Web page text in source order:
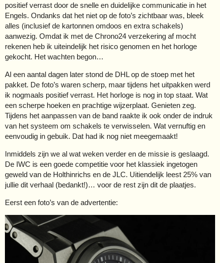
positief verrast door de snelle en duidelijke communicatie in het
Engels. Ondanks dat het niet op de foto’s zichtbaar was, bleek
alles (inclusief de kartonnen omdoos en extra schakels)
aanwezig. Omdat ik met de Chrono24 verzekering af mocht
rekenen heb ik uiteindelijk het risico genomen en het horloge
gekocht. Het wachten begon…
Al een aantal dagen later stond de DHL op de stoep met het
pakket. De foto’s waren scherp, maar tijdens het uitpakken werd
ik nogmaals positief verrast. Het horloge is nog in top staat. Wat
een scherpe hoeken en prachtige wijzerplaat. Genieten zeg.
Tijdens het aanpassen van de band raakte ik ook onder de indruk
van het systeem om schakels te verwisselen. Wat vernuftig en
eenvoudig in gebuik. Dat had ik nog niet meegemaakt!
Inmiddels zijn we al wat weken verder en de missie is geslaagd.
De IWC is een goede competitie voor het klassiek ingetogen
geweld van de Holthinrichs en de JLC. Uitiendelijk leest 25% van
jullie dit verhaal (bedankt!)… voor de rest zijn dit de plaatjes.
Eerst een foto’s van de advertentie: